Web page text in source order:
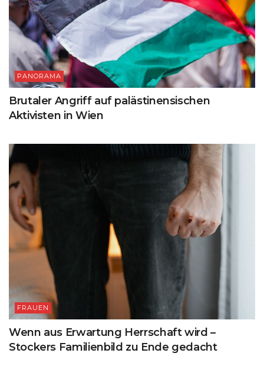
PANORAMA
Brutaler Angriff auf palästinensischen
Aktivisten in Wien
FRAUEN
Wenn aus Erwartung Herrschaft wird –
Stockers Familienbild zu Ende gedacht